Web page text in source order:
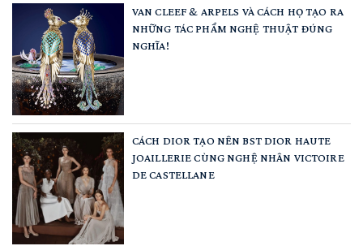
VAN CLEEF & ARPELS VÀ CÁCH HỌ TẠO RA
NHỮNG TÁC PHẨM NGHỆ THUẬT ĐÚNG
NGHĨA!
CÁCH DIOR TẠO NÊN BST DIOR HAUTE
JOAILLERIE CÙNG NGHỆ NHÂN VICTOIRE
DE CASTELLANE